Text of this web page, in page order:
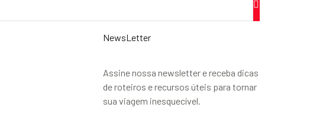
NewsLetter
Assine nossa newsletter e receba dicas
de roteiros e recursos úteis para tornar
sua viagem inesquecível.